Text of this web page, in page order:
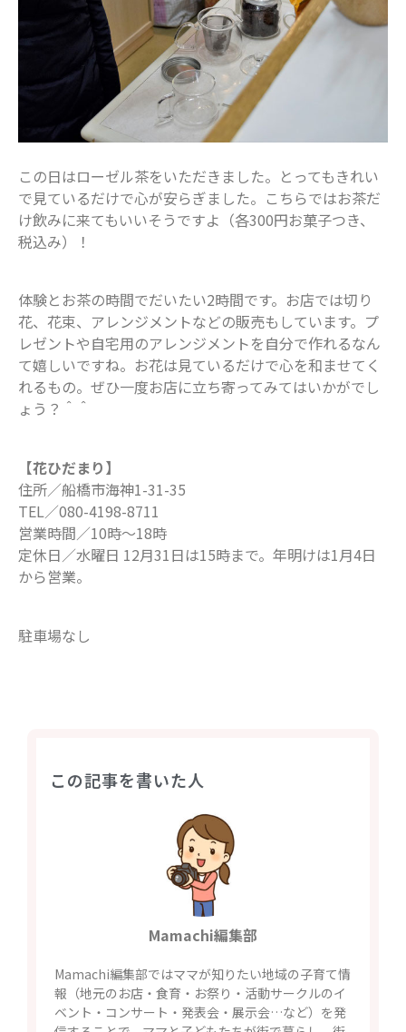
この日はローゼル茶をいただきました。とってもきれい
で見ているだけで心が安らぎました。こちらではお茶だ
け飲みに来てもいいそうですよ（各300円お菓子つき、
税込み）！
体験とお茶の時間でだいたい2時間です。お店では切り
花、花束、アレンジメントなどの販売もしています。プ
レゼントや自宅用のアレンジメントを自分で作れるなん
て嬉しいですね。お花は見ているだけで心を和ませてく
れるもの。ぜひ一度お店に立ち寄ってみてはいかがでし
ょう？＾＾
【花ひだまり】
住所／船橋市海神1-31-35
TEL／080-4198-8711
営業時間／10時〜18時
定休日／水曜日 12月31日は15時まで。年明けは1月4日
から営業。
駐車場なし
この記事を書いた人
Mamachi編集部
Mamachi編集部ではママが知りたい地域の子育て情
報（地元のお店・食育・お祭り・活動サークルのイ
ベント・コンサート・発表会・展示会…など）を発